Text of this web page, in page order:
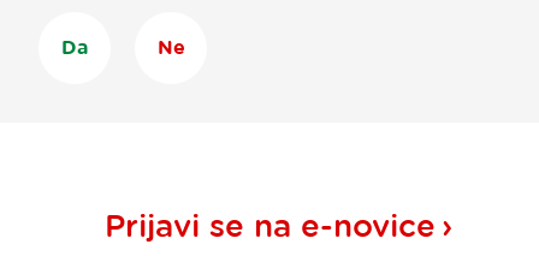
Da Ne
Prijavi se na e-novice